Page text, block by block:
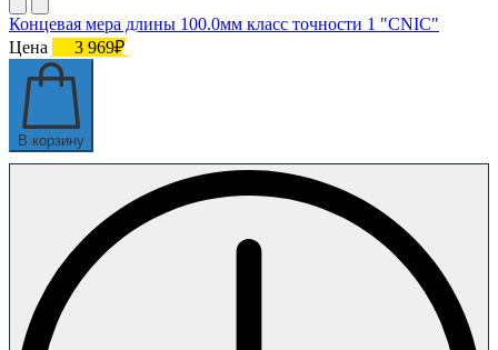
Концевая мера длины 100.0мм класс точности 1 "CNIC"
Цена
3 969₽
В корзину